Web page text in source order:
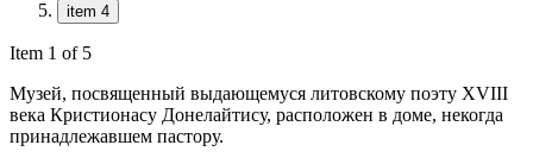
item 4
Item 1 of 5
Музей, посвященный выдающемуся литовскому поэту XVIII
века Кристионасу Донелайтису, расположен в доме, некогда
принадлежавшем пастору.